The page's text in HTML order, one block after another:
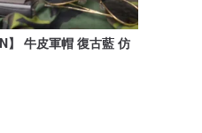
】 牛皮軍帽 復古藍 仿